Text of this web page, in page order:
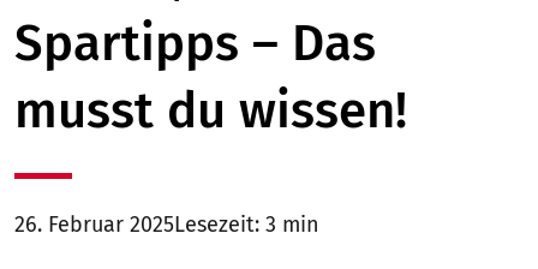
Spartipps – Das
musst du wissen!
26. Februar 2025Lesezeit: 3 min